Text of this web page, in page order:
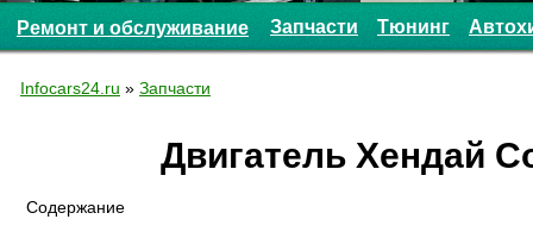
Ремонт и обслуживание Запчасти Тюнинг
Infocars24.ru » Запчасти
Двигатель Хендай
Содержание